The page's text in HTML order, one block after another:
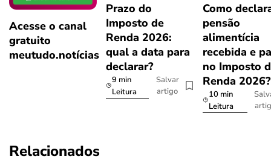
Acesse o canal
gratuito
meutudo.notícias
Prazo do
Imposto de
Renda 2026:
qual a data para
declarar?
9 min
Leitura
Salvar
artigo
Como
pensão
alimentícia
recebida e
no Imposto
Renda
10 min
Leitura
Relacionados